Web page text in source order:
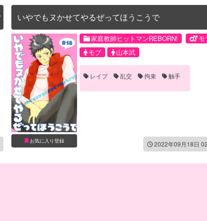
いやでもヌかせてやるぜってほうこうで
お気に入り登録
家庭教師ヒットマンREBORN!
モ
モブ
山本武
レイプ 乱交 拘束 触手
2022年09月18日